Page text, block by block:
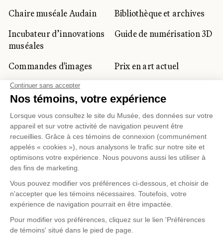
Chaire muséale Audain
Bibliothèque et archives
Incubateur d’innovations
muséales
Guide de numérisation 3D
Commandes d'images
Prix en art actuel
Prix Lynne-Cohen
CLIENTÈLE CORPORATIVE
ET PRIVÉE
Location d'espaces
Activités corporatives
professionnels du
tourisme
Gestion des témoinsPolitique de confidentialité